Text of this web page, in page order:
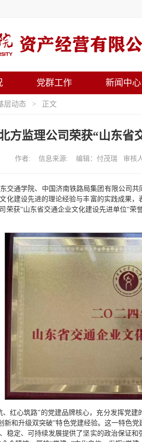
党群工作 新闻中心
层动态 > 正文
方监理公司荣获“山东省
作者: 信息来源: 编辑：付茂瑞 审核人
交通学院、中国济南铁路局集团有限公司
化建设先进的理论经验与丰富的实践成果
荣获“山东省交通企业文化建设先进单位“
红心筑路”的党建品牌核心，充分发挥党
新和升级双突破”特色党建经验。这一特色
稳定、可持续发展提供了坚实的政治保证